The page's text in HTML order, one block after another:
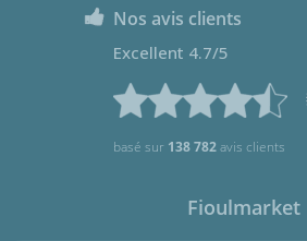
Nos avis clients
Excellent 4.7/5
basé sur 138 782avis clients
Fioulmarket